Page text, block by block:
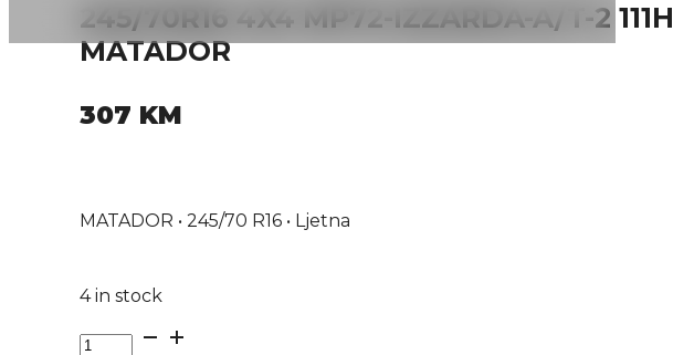
245/70R16 4X4 MP72-IZZARDA-A/T-2 111H
MATADOR
307 KM
MATADOR • 245/70 R16 • Ljetna
4 in stock
245/70R16